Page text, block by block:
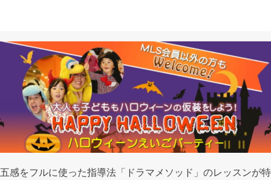
五感をフルに使った指導法「ドラマメソッド」のレッスンが特